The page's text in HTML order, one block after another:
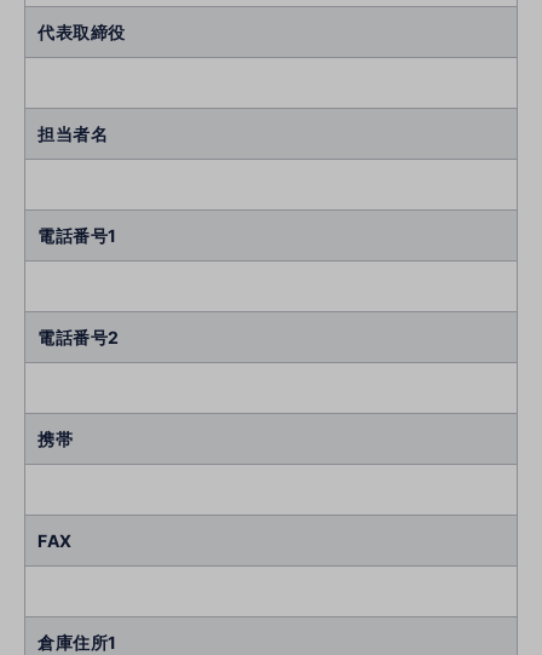
代表取締役
担当者名
電話番号1
電話番号2
携帯
FAX
倉庫住所1